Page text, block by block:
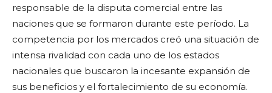
responsable de la disputa comercial entre las
naciones que se formaron durante este período. La
competencia por los mercados creó una situación de
intensa rivalidad con cada uno de los estados
nacionales que buscaron la incesante expansión de
sus beneficios y el fortalecimiento de su economía.